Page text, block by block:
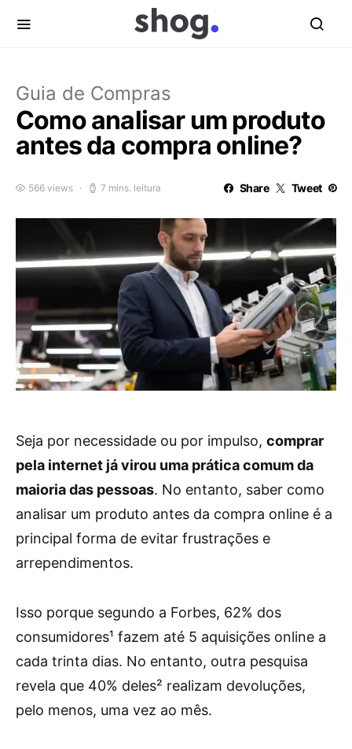
Guia de Compras
Como analisar um produto
antes da compra online?
566 views 7 mins. leitura Share Tweet
Seja por necessidade ou por impulso, comprar
pela internet já virou uma prática comum da
maioria das pessoas. No entanto, saber como
analisar um produto antes da compra online é a
principal forma de evitar frustrações e
arrependimentos.
Isso porque segundo a Forbes, 62% dos
consumidores¹ fazem até 5 aquisições online a
cada trinta dias. No entanto, outra pesquisa
revela que 40% deles² realizam devoluções,
pelo menos, uma vez ao mês.